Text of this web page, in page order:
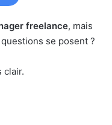
freelance, mais
se posent ?
clair.